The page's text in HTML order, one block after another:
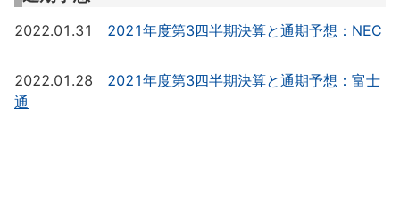
2022.01.31 2021年度第3四半期決算と通期予想：NEC
2022.01.28 2021年度第3四半期決算と通期予想：富士
通